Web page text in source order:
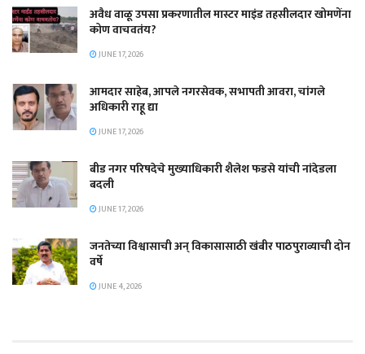
अवैध वाळू उपसा प्रकरणातील मास्टर माइंड तहसीलदार खोमणेंना
कोण वाचवतंय?
JUNE 17, 2026
आमदार साहेब, आपले नगरसेवक, सभापती आवरा, चांगले
अधिकारी राहू द्या
JUNE 17, 2026
बीड नगर परिषदेचे मुख्याधिकारी शैलेश फडसे यांची नांदेडला
बदली
JUNE 17, 2026
जनतेच्या विश्वासाची अन् विकासासाठी खंबीर पाठपुराव्याची दोन
वर्षे
JUNE 4, 2026